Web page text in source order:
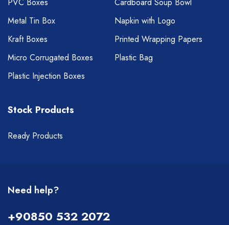
Metal Tin Box
Kraft Boxes
Micro Corrugated Boxes
Plastic Injection Boxes
Napkin with Logo
Printed Wrapping Papers
Plastic Bag
Stock Products
Ready Products
Need help?
+90850 532 2072